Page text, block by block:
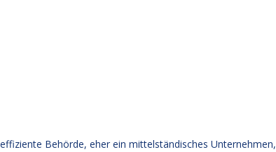
Behörde, eher ein mittelständisches Unternehmen,